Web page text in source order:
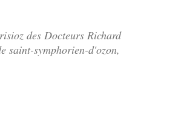
des Docteurs Richard
saint-symphorien-d'ozon,